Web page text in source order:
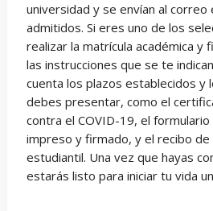
universidad y se envían al correo
admitidos. Si eres uno de los
realizar la matrícula académica y
las instrucciones que se te
cuenta los plazos establecidos y
debes presentar, como el
contra el COVID-19, el formulario
impreso y firmado, y el recibo
estudiantil. Una vez que hayas
estarás listo para iniciar tu vida